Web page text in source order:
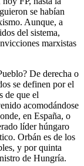
se habían
Aunque, a
del sistema,
marxistas
De derecha o
se definen por el
de que el
acomodándose
en España, o
líder húngaro
Orbán es de los
y por quinta
de Hungría.